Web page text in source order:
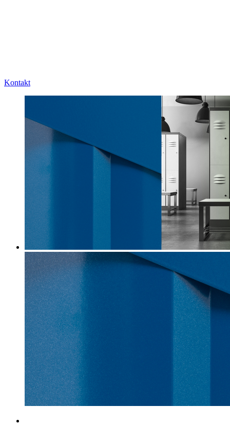
Kontakt